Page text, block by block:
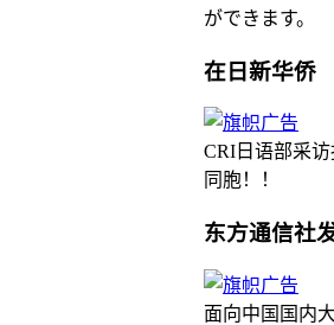
ができます。
在日新华侨
CRI日语部采
同胞！！
东方通信社
面向中国国内